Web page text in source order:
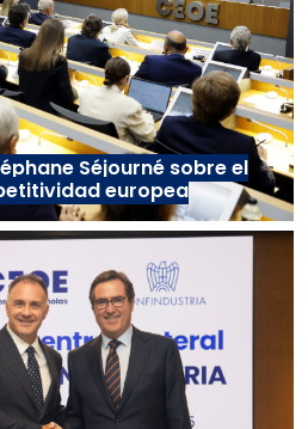
Séjourné sobre el
europea